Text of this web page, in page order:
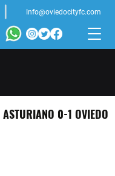
Info@oviedocityfc.com
0-1 OVIEDO